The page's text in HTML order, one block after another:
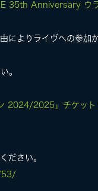
35th Anniversary ウ
によりライヴへの参
。
2024/2025」チケット
ださい。